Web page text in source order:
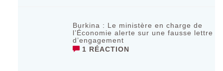
Burkina : Le ministère en charge de
l’Économie alerte sur une fausse lettre
d’engagement
1 RÉACTION